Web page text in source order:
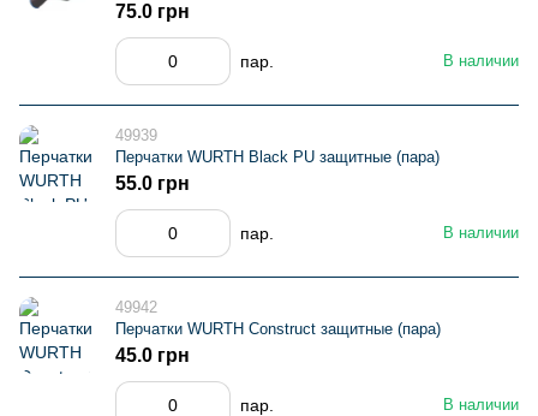
В наличии
75.0 грн
пар.
49939
Перчатки WURTH Black PU защитные (пара)
В наличии
55.0 грн
пар.
49942
Перчатки WURTH Construct защитные (пара)
В наличии
45.0 грн
пар.